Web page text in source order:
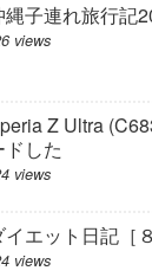
縄子連れ旅行記
views
Z Ultra
ドした
views
イエット日記［
views